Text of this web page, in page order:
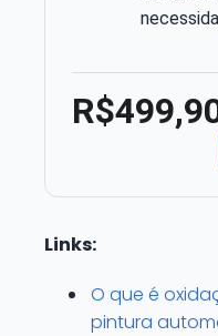
Links:
O que é
pintura